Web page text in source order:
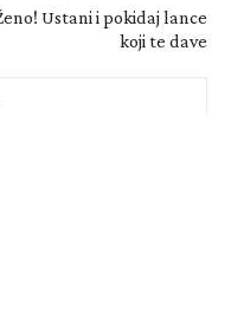
Ustani i pokidaj lance
koji te dave